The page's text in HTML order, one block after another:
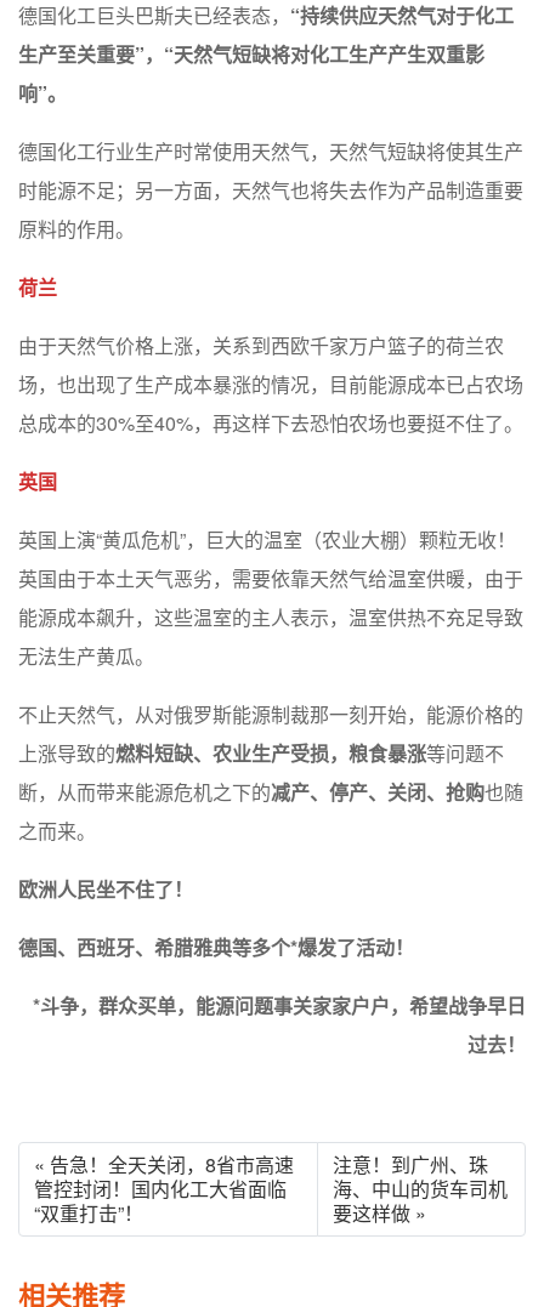
德国化工巨头巴斯夫已经表态， “持续供应天然气对于化工
生产至关重要”，“天然气短缺将对化工生产产生双重影
响”。
德国化工行业生产时常使用天然气，天然气短缺将使其生产
时能源不足；另一方面，天然气也将失去作为产品制造重要
原料的作用。
荷兰
由于天然气价格上涨，关系到西欧千家万户篮子的荷兰农
场，也出现了生产成本暴涨的情况，目前能源成本已占农场
总成本的30%至40%，再这样下去恐怕农场也要挺不住了。
英国
英国上演“黄瓜危机”，巨大的温室（农业大棚）颗粒无收！
英国由于本土天气恶劣，需要依靠天然气给温室供暖，由于
能源成本飙升，这些温室的主人表示，温室供热不充足导致
无法生产黄瓜。
不止天然气，从对俄罗斯能源制裁那一刻开始，能源价格的
上涨导致的燃料短缺、农业生产受损，粮食暴涨等问题不
断，从而带来能源危机之下的减产、停产、关闭、抢购也随
之而来。
欧洲人民坐不住了！
德国、西班牙、希腊雅典等多个*爆发了活动！
*斗争，群众买单，能源问题事关家家户户，希望战争早日
过去！
« 告急！全天关闭，8省市高速
管控封闭！国内化工大省面临
“双重打击”！
注意！到广州、珠
海、中山的货车司机
要这样做 »
相关推荐